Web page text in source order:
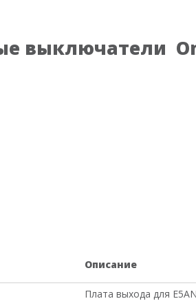
выключатели
Описание
Плата выхода для